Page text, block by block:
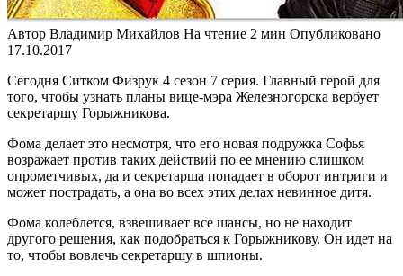
Автор Владимир Михайлов На чтение 2 мин Опубликовано
17.10.2017
Сегодня Ситком Физрук 4 сезон 7 серия. Главный герой для
того, чтобы узнать планы вице-мэра Железногорска вербует
секретаршу Горыжникова.
Фома делает это несмотря, что его новая подружка Софья
возражает против таких действий по ее мнению слишком
опрометчивых, да и секретарша попадает в оборот интриги и
может пострадать, а она во всех этих делах невинное дитя.
Фома колеблется, взвешивает все шансы, но не находит
другого решения, как подобраться к Горыжникову. Он идет на
то, чтобы вовлечь секретаршу в шпионы.